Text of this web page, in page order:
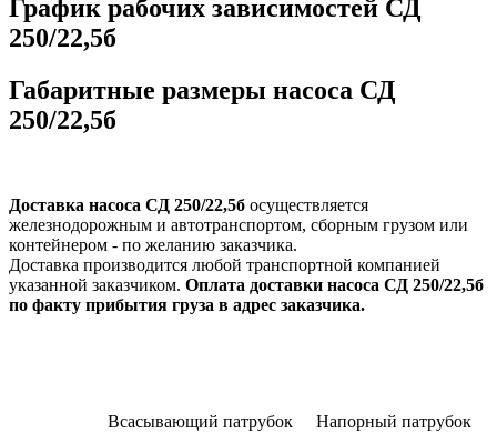
График рабочих зависимостей СД
250/22,5б
Габаритные размеры насоса СД
250/22,5б
Доставка насоса СД 250/22,5б осуществляется
железнодорожным и автотранспортом, сборным грузом или
контейнером - по желанию заказчика.
Доставка производится любой транспортной компанией
указанной заказчиком. Оплата доставки насоса СД 250/22,5б
по факту прибытия груза в адрес заказчика.
Всасывающий патрубок Напорный патрубок